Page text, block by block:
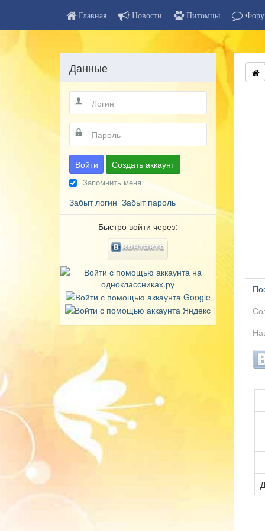
Главная Новости Питомцы
Данные
Войти Создать аккаунт
Запомнить меня
Забыт логин Забыт пароль
Быстро войти через: